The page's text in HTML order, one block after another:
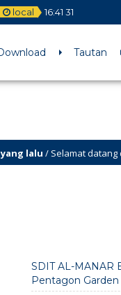
local 16:41 32
Tautan
/ Selamat datang di
SDIT AL-MANAR
Pentagon Garden